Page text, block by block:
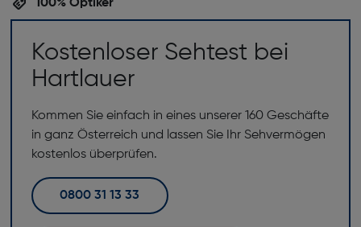
100% Optiker
Kostenloser Sehtest bei
Hartlauer
Kommen Sie einfach in eines unserer 160 Geschäfte
in ganz Österreich und lassen Sie Ihr Sehvermögen
kostenlos überprüfen.
0800 31 13 33